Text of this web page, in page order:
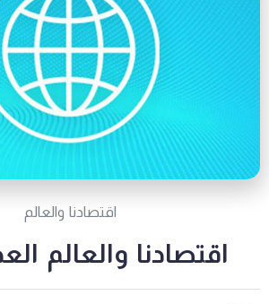
اقتصادنا والعالم
اقتصادنا والعالم العدد